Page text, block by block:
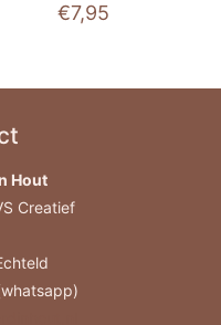
€7,95
Hout
Creatief